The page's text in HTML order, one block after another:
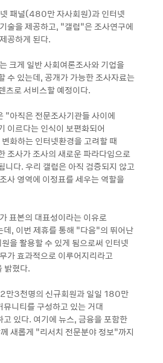
패널(480만 자사회원)과 인터넷
술을 제공하고, “갤럽“은 조사연구에
공하게 된다.
크게 일반 사회여론조사와 기업을
수 있는데, 공개가 가능한 조사자료는
츠로 서비스할 예정이다.
"아직은 전문조사기관들 사이에
이르다는 인식이 보편화되어
화하는 인터넷환경을 고려할 때
조사가 조사의 새로운 파라다임으로
니다. 우리 갤럽은 아직 검증되지 않고
사 영역에 이정표를 세우는 역할을
표본의 대표성이라는 이유로
, 이번 제휴를 통해 “다음“의 뛰어난
을 활용할 수 있게 됨으로써 인터넷
가 효과적으로 이루어지리라고
밝혔다.
만3천명의 신규회원과 일일 180만
니티를 구성하고 있는 거대
있다. 여기에 뉴스, 금융을 포함한
새롭게 “리서치 전문분야 정보“까지